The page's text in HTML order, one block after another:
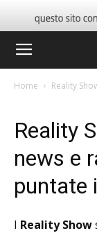
Home Reality
Reality
news e
puntate
I Reality Show